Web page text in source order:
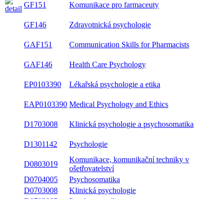
GF151 Komunikace pro farmaceuty
GF146 Zdravotnická psychologie
GAF151 Communication Skills for Pharmacists
GAF146 Health Care Psychology
EP0103390 Lékařská psychologie a etika
EAP0103390 Medical Psychology and Ethics
D1703008 Klinická psychologie a psychosomatika
D1301142 Psychologie
D0803019
Komunikace, komunikační techniky v
ošetřovatelství
D0704005
Psychosomatika
D0703008
Klinická psychologie